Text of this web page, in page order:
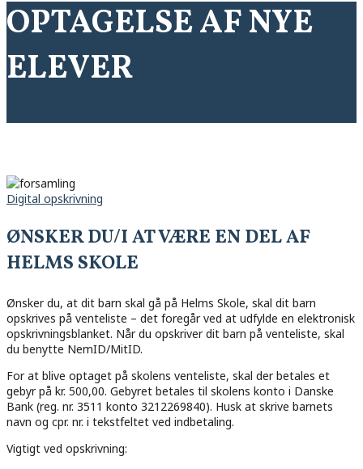
OPTAGELSE AF NYE
ELEVER
Digital opskrivning
ØNSKER DU/I AT VÆRE EN DEL AF
HELMS SKOLE
Ønsker du, at dit barn skal gå på Helms Skole, skal dit barn
opskrives på venteliste – det foregår ved at udfylde en elektronisk
opskrivningsblanket. Når du opskriver dit barn på venteliste, skal
du benytte NemID/MitID.
For at blive optaget på skolens venteliste, skal der betales et
gebyr på kr. 500,00. Gebyret betales til skolens konto i Danske
Bank (reg. nr. 3511 konto 3212269840). Husk at skrive barnets
navn og cpr. nr. i tekstfeltet ved indbetaling.
Vigtigt ved opskrivning: